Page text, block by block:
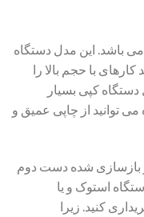
می باشد. این مدل دستگاه
با حجم بالا را
کپی بسیار
توانید از چاپی عمیق و
و بازسازی شده دست دوم
استوک و یا
کنید. زیرا